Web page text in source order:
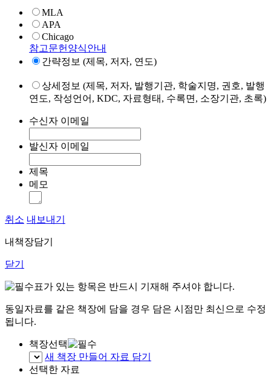
MLA
APA
Chicago
참고문헌양식안내
간략정보 (제목, 저자, 연도)
상세정보 (제목, 저자, 발행기관, 학술지명, 권호, 발행
연도, 작성언어, KDC, 자료형태, 수록면, 소장기관, 초록)
수신자 이메일
발신자 이메일
제목
메모
취소 내보내기
내책장담기
닫기
표가 있는 항목은 반드시 기재해 주셔야 합니다.
동일자료를 같은 책장에 담을 경우 담은 시점만 최신으로 수정
됩니다.
책장선택
새 책장 만들어 자료 담기
선택한 자료